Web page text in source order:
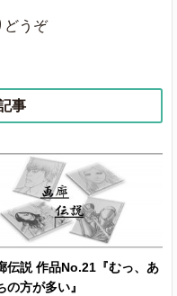
どうぞ
事
伝説 作品No.21『むっ、あ
の方が多い』